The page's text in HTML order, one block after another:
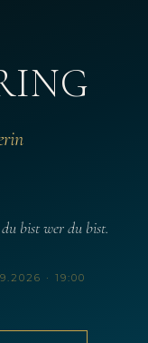
bist wer du bist.
· 19:00